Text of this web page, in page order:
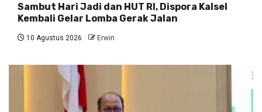
Sambut Hari Jadi dan HUT RI, Dispora Kalsel
Kembali Gelar Lomba Gerak Jalan
10 Agustus 2026 Erwin